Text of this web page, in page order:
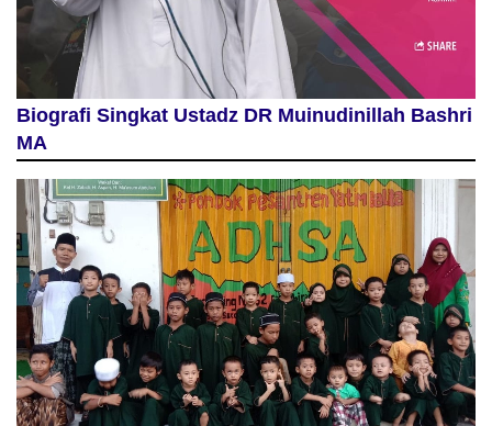
Biografi Singkat Ustadz DR Muinudinillah Bashri
MA